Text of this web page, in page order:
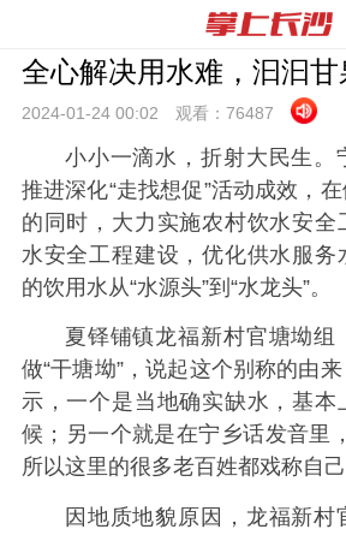
全心解决用水难，汩汩
2024-01-24 00:02 观看： 76487
小小一滴水，折射大民生。
推进深化“走找想促”活动成效，
的同时，大力实施农村饮水安全
水安全工程建设，优化供水服务
的饮用水从“水源头”到“水龙头”。
夏铎铺镇龙福新村官塘坳组
做“干塘坳”，说起这个别称的由
示，一个是当地确实缺水，基本
候；另一个就是在宁乡话发音里，
所以这里的很多老百姓都戏称自己
因地质地貌原因，龙福新村